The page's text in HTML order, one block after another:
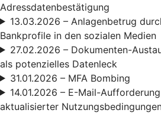
Adressdatenbestätigung
13.03.2026 – Anlagenbetrug
Bankprofile in den sozialen Medien
27.02.2026 – Dokumenten-
als potenzielles Datenleck
31.01.2026 – MFA Bombing
14.01.2026 – E-Mail-
aktualisierter